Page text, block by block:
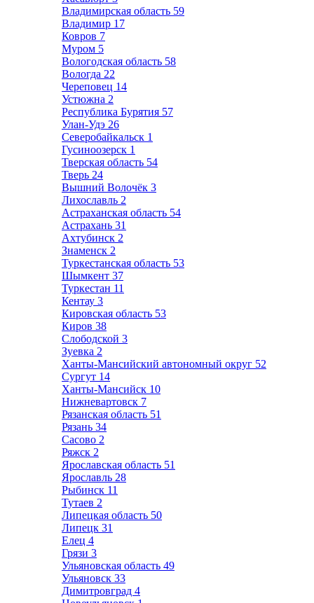
Владимирская область 59
Владимир 17
Ковров 7
Муром 5
Вологодская область 58
Вологда 22
Череповец 14
Устюжна 2
Республика Бурятия 57
Улан-Удэ 26
Северобайкальск 1
Гусиноозерск 1
Тверская область 54
Тверь 24
Вышний Волочёк 3
Лихославль 2
Астраханская область 54
Астрахань 31
Ахтубинск 2
Знаменск 2
Туркестанская область 53
Шымкент 37
Туркестан 11
Кентау 3
Кировская область 53
Киров 38
Слободской 3
Зуевка 2
Ханты-Мансийский автономный округ 52
Сургут 14
Ханты-Мансийск 10
Нижневартовск 7
Рязанская область 51
Рязань 34
Сасово 2
Ряжск 2
Ярославская область 51
Ярославль 28
Рыбинск 11
Тутаев 2
Липецкая область 50
Липецк 31
Елец 4
Грязи 3
Ульяновская область 49
Ульяновск 33
Димитровград 4